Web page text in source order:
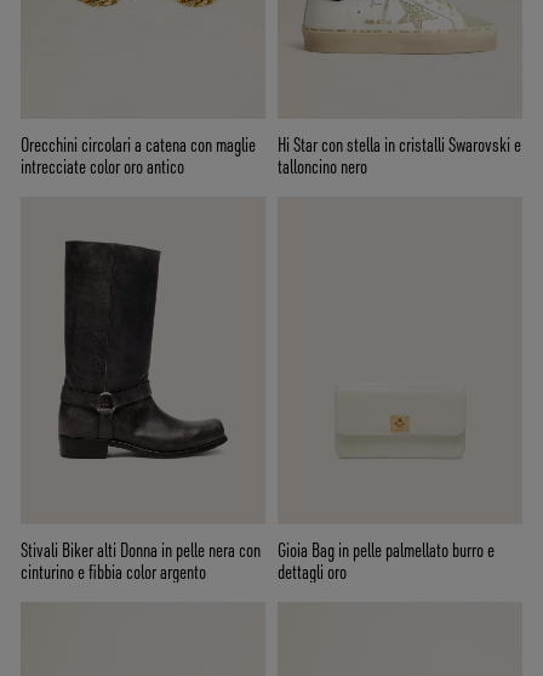
Orecchini circolari a catena con maglie
intrecciate color oro antico
Hi Star con stella in cristalli Swarovski e
talloncino nero
Stivali Biker alti Donna in pelle nera con
cinturino e fibbia color argento
Gioia Bag in pelle palmellato burro e
dettagli oro